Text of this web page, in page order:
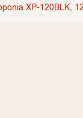
XP-120BLK,